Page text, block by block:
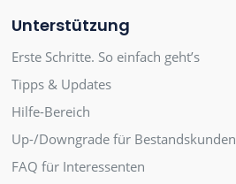
Unterstützung
Erste Schritte. So einfach geht’s
Tipps & Updates
Hilfe-Bereich
Up-/Downgrade für Bestandskunden
FAQ für Interessenten